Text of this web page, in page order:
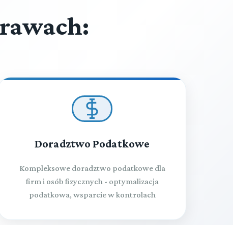
Doradztwo Podatkowe
Kompleksowe doradztwo podatkowe dla
firm i osób fizycznych - optymalizacja
podatkowa, wsparcie w kontrolach